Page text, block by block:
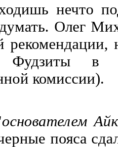
нечто
Олег
Фудзиты
комиссии).
основателем
пояса